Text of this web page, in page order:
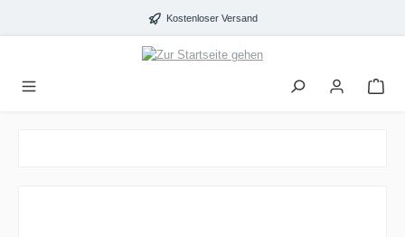
Kostenloser Versand